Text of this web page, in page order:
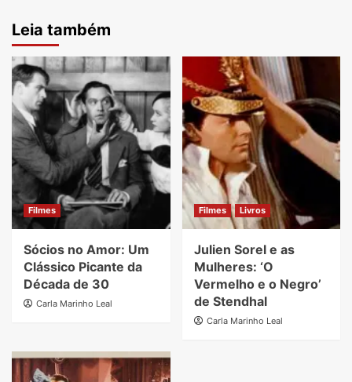
Leia também
Filmes
Sócios no Amor: Um
Clássico Picante da
Década de 30
Carla Marinho Leal
Filmes Livros
Julien Sorel e as
Mulheres: ‘O
Vermelho e o Negro’
de Stendhal
Carla Marinho Leal